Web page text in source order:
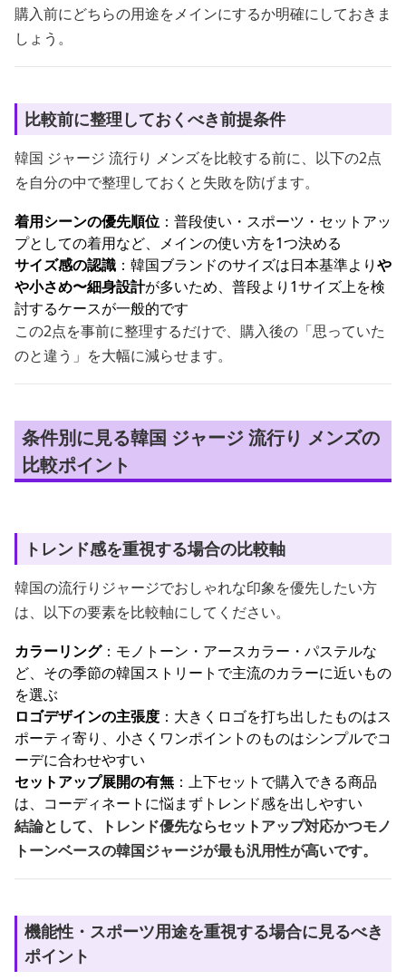
購入前にどちらの用途をメインにするか明確にしておきま
しょう。
比較前に整理しておくべき前提条件
韓国 ジャージ 流行り メンズを比較する前に、以下の2点
を自分の中で整理しておくと失敗を防げます。
着用シーンの優先順位 ：普段使い・スポーツ・セットアッ
プとしての着用など、メインの使い方を1つ決める
サイズ感の認識 ：韓国ブランドのサイズは日本基準よりや
や小さめ〜細身設計が多いため、普段より1サイズ上を検
討するケースが一般的です
この2点を事前に整理するだけで、購入後の「思っていた
のと違う」を大幅に減らせます。
条件別に見る韓国 ジャージ 流行り メンズの
比較ポイント
トレンド感を重視する場合の比較軸
韓国の流行りジャージでおしゃれな印象を優先したい方
は、以下の要素を比較軸にしてください。
カラーリング：モノトーン・アースカラー・パステルな
ど、その季節の韓国ストリートで主流のカラーに近いもの
を選ぶ
ロゴデザインの主張度 ：大きくロゴを打ち出したものはス
ポーティ寄り、小さくワンポイントのものはシンプルでコ
ーデに合わせやすい
セットアップ展開の有無 ：上下セットで購入できる商品
は、コーディネートに悩まずトレンド感を出しやすい
結論として、トレンド優先ならセットアップ対応かつモノ
トーンベースの韓国ジャージが最も汎用性が高いです。
機能性・スポーツ用途を重視する場合に見るべき
ポイント